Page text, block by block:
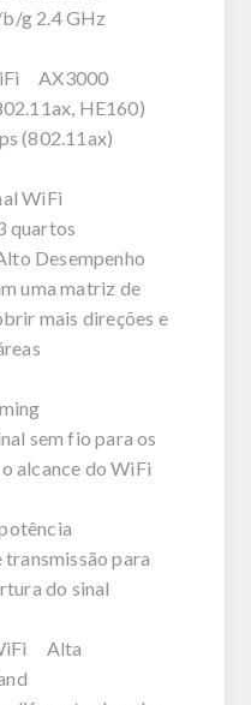
g 2.4 GHz
AX3000
HE160)
(802.11ax)
WiFi
quartos
Desempenho
uma matriz de
mais direções e
sem fio para os
alcance do WiFi
para
do sinal
Alta